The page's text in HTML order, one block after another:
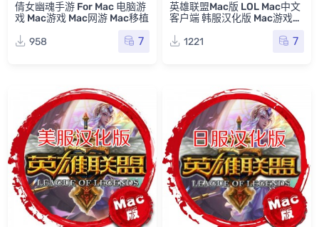
倩女幽魂手游 For Mac 电脑游
戏 Mac游戏 Mac网游 Mac移植
958
7
英雄联盟Mac版 LOL Mac中文
客户端 韩服汉化版 Mac游戏
1221
7